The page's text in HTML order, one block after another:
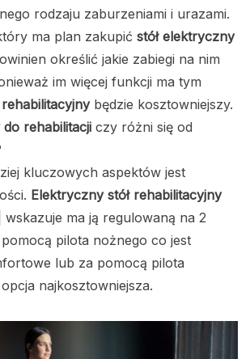
rodzaju zaburzeniami i urazami.
ma plan zakupić stół elektryczny
określić jakie zabiegi na nim
im więcej funkcji ma tym
będzie kosztowniejszy.
rehabilitacji czy różni się od
kluczowych aspektów jest
Elektryczny stół rehabilitacyjny
wskazuje ma ją regulowaną na 2
pilota nożnego co jest
lub za pomocą pilota
najkosztowniejsza.